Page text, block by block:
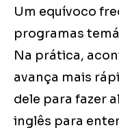
Um equívoco
programas
Na prática,
avança mais
dele para fazer
inglês para